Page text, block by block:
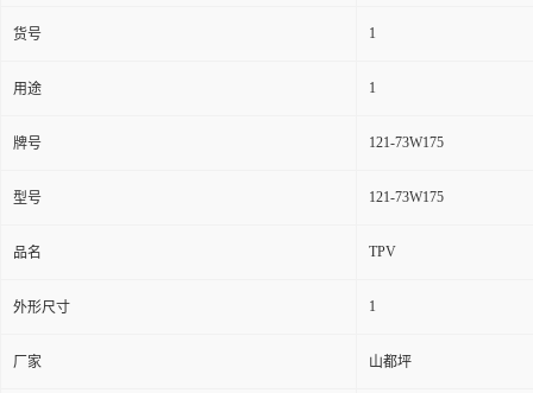
货号 1
用途 1
牌号 121-73W175
型号 121-73W175
品名 TPV
外形尺寸 1
厂家 山都坪